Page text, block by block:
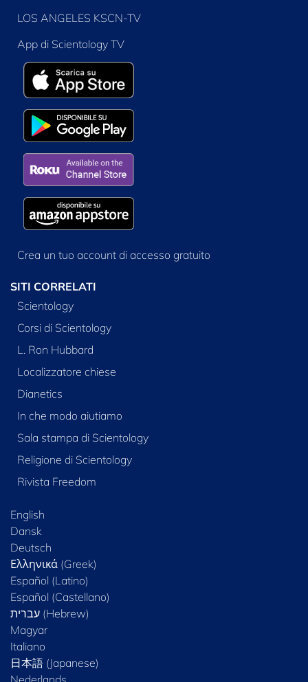
LOS ANGELES KSCN-TV
App di Scientology TV
Crea un tuo account di accesso gratuito
SITI CORRELATI
Scientology
Corsi di Scientology
L. Ron Hubbard
Localizzatore chiese
Dianetics
In che modo aiutiamo
Sala stampa di Scientology
Religione di Scientology
Rivista Freedom
English
Dansk
Deutsch
Ελληνικά (Greek)
Español (Latino)
Español (Castellano)
Magyar
Italiano
日本語 (Japanese)